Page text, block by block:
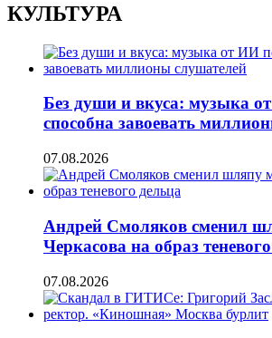
КУЛЬТУРА
Без души и вкуса: музыка
способна завоевать
07.08.2026
Андрей Смоляков сменил
Черкасова на образ
07.08.2026